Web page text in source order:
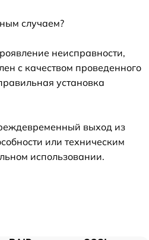
случаем?
неисправности,
с качеством проведенного
установка
выход из
или техническим
использовании.